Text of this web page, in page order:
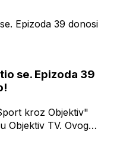
se. Epizoda 39
kroz Objektiv"
Objektiv TV. Ovog…